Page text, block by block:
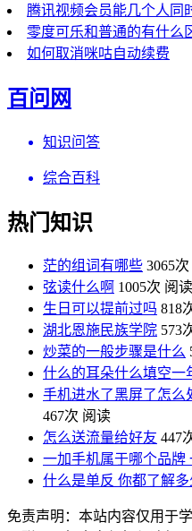
腾讯视频会员能几个人同
零度可乐和普通的有什么
如何取消咪咕自动续费
百问网
知识问答
综合百科
热门知识
茫的组词有哪些 3065
弦读什么啊 1005次 阅读
生日可以提前过吗 818
湖北恩施民族学院 573
炒菜的一般步骤是什么
什么的耳朵什么填空一
手机进水了黑屏了怎么
467次 阅读
怎么送流量给好友 447
一加手机属于哪个品牌
什么是单反 你都了解多
免责声明：本站内容仅用于